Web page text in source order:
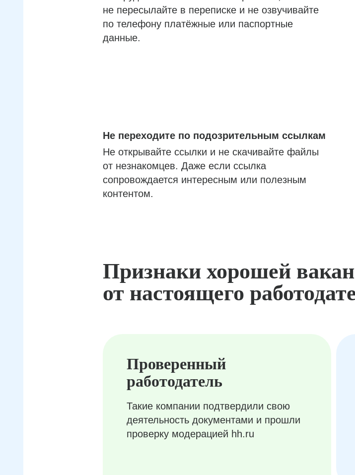
не пересылайте в переписке и не озвучивайте
по телефону платёжные или паспортные
данные.
Не переходите по подозрительным ссылкам
Не открывайте ссылки и не скачивайте файлы
от незнакомцев. Даже если ссылка
сопровождается интересным или полезным
контентом.
Признаки хорошей
от настоящего
Проверенный
работодатель
Такие компании подтвердили свою
деятельность документами и прошли
проверку модерацией hh.ru